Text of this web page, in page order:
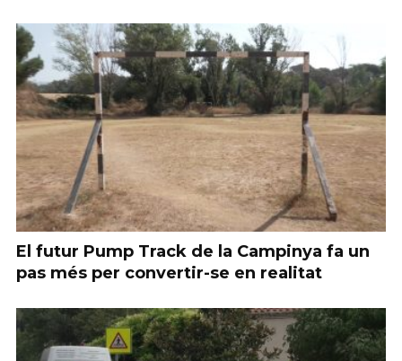
El futur Pump Track de la Campinya fa un
pas més per convertir-se en realitat